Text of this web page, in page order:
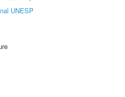
UNESP